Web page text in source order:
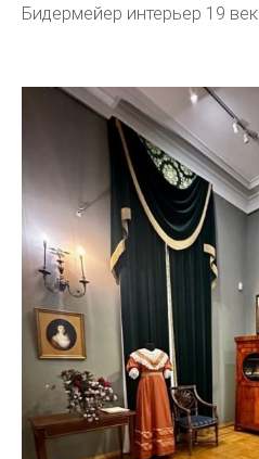
Бидермейер интерьер 19 век